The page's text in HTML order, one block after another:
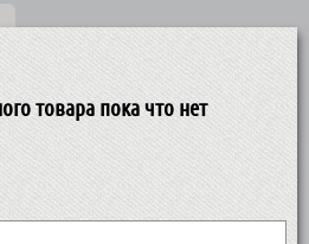
товара пока что нет